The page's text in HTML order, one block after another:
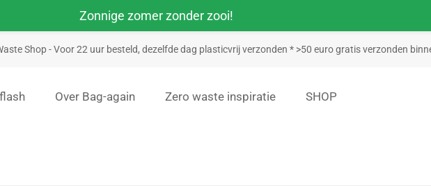
Shop - Voor 22 uur besteld, dezelfde dag plasticvrij verzonden * >50 euro gratis verzonden
Over Bag-again Zero waste inspiratie SHOP
Zonnige zomer zonder zooi!